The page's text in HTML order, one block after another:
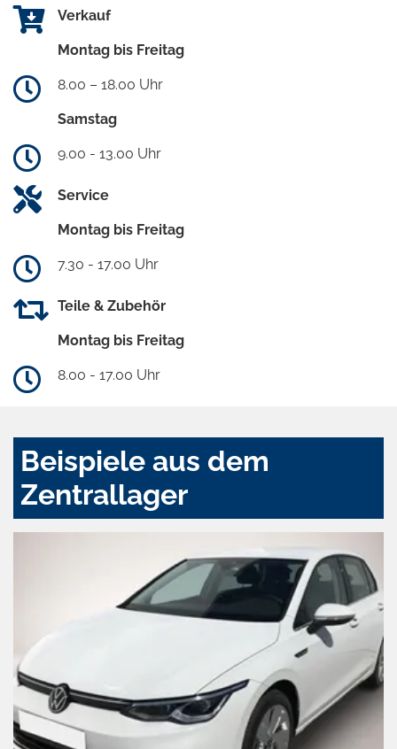
Verkauf
Montag bis Freitag
8.00 – 18.00 Uhr
Samstag
9.00 - 13.00 Uhr
Service
Montag bis Freitag
7.30 - 17.00 Uhr
Teile & Zubehör
Montag bis Freitag
8.00 - 17.00 Uhr
Beispiele aus dem
Zentrallager